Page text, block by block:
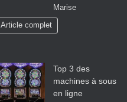
Marise
Article complet
Top 3 des
machines à sous
en ligne